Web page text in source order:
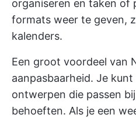
organiseren en taken of
formats weer te geven,
kalenders.
Een groot voordeel van
aanpasbaarheid. Je
ontwerpen die passen
behoeften. Als je een